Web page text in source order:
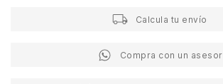
Calcula tu envío
Compra con un asesor